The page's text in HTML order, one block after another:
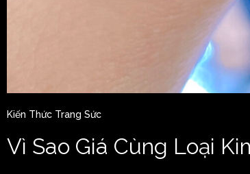
Kiến Thức Trang Sức
Vì Sao Giá Cùng Loại